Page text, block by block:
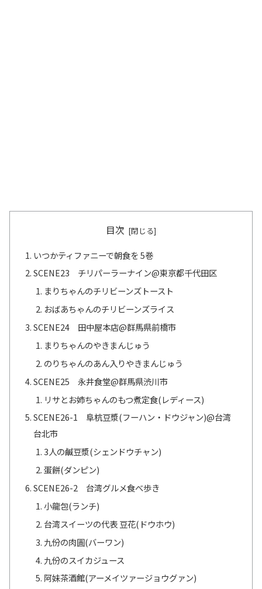
目次
いつかティファニーで朝食を 5巻
SCENE23 チリパーラーナイン@東京都千代田区
まりちゃんのチリビーンズトースト
おばあちゃんのチリビーンズライス
SCENE24 田中屋本店@群馬県前橋市
まりちゃんのやきまんじゅう
のりちゃんのあん入りやきまんじゅう
SCENE25 永井食堂@群馬県渋川市
リサとお姉ちゃんのもつ煮定食(レディース)
SCENE26-1 阜杭豆漿(フーハン・ドウジャン)@台湾
台北市
3人の鹹豆漿(シェンドウチャン)
蛋餅(ダンピン)
SCENE26-2 台湾グルメ食べ歩き
小龍包(ランチ)
台湾スイーツの代表 豆花(ドウホウ)
九份の肉圓(バーワン)
九份のスイカジュース
阿妹茶酒館(アーメイツァージョウグァン)